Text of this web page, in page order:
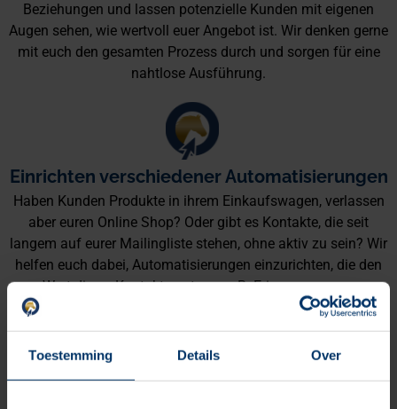
Toestemming Details Over
Beziehungen und lassen potenzielle Kunden mit eigenen
Augen sehen, wie wertvoll euer Angebot ist. Wir denken gerne
mit euch den gesamten Prozess durch und sorgen für eine
nahtlose Ausführung.
Einrichten verschiedener Automatisierungen
Haben Kunden Produkte in ihrem Einkaufswagen, verlassen
aber euren Online Shop? Oder gibt es Kontakte, die seit
langem auf eurer Mailingliste stehen, ohne aktiv zu sein? Wir
helfen euch dabei, Automatisierungen einzurichten, die den
Wert dieser Kontakte nutzen, z. B. Erinnerungen an
verlassene Warenkörbe und Reaktivierungskampagnen.